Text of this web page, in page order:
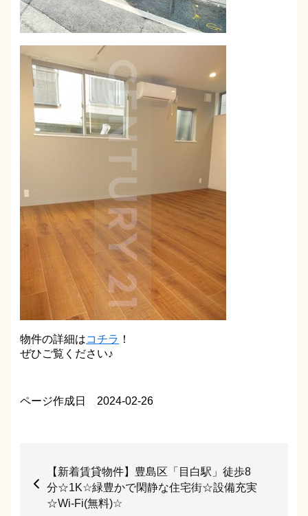
物件の詳細はコチラ ！
ぜひご覧ください♪
ページ作成日 2024-02-26
【新着賃貸物件】豊島区「目白駅」徒歩8
分☆1K☆緑豊かで閑静な住宅街☆設備充実
☆Wi-Fi(無料)☆